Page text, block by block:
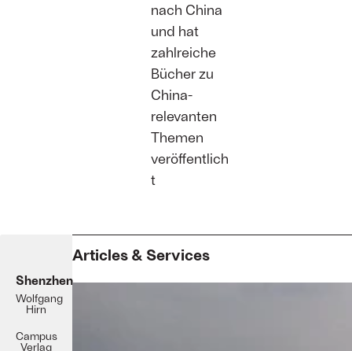
nach China
und hat
zahlreiche
Bücher zu
China-
relevanten
Themen
veröffentlich
t
Shenzhen
Wolfgang
Hirn
Campus
Verlag
Articles & Services